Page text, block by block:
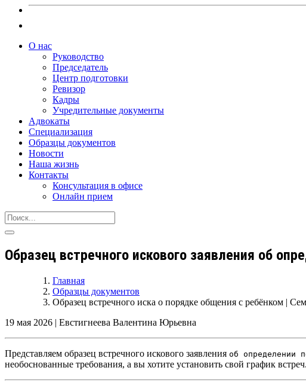
О нас
Руководство
Председатель
Центр подготовки
Ревизор
Кадры
Учредительные документы
Адвокаты
Специализация
Образцы документов
Новости
Наша жизнь
Контакты
Консультация в офисе
Онлайн прием
Образец встречного искового заявления об
Главная
Образцы документов
Образец встречного иска о порядке общения с ребёнком |
19 мая 2026 | Евстигнеева Валентина Юрьевна
Представляем образец встречного искового заявления об определении
необоснованные требования, а вы хотите установить свой график встреч.